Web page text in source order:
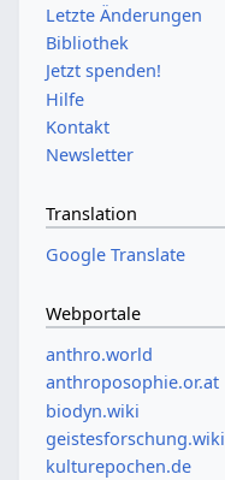
Letzte Änderungen
Bibliothek
Jetzt spenden!
Hilfe
Kontakt
Newsletter
Translation
Google Translate
Webportale
anthro.world
anthroposophie.or.at
biodyn.wiki
geistesforschung.wiki
kulturepochen.de